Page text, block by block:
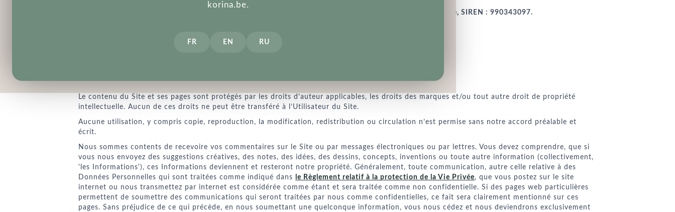
korina.be.
FR EN RU
Andrey, Suvorov dont le siège social est situé à 59, rue de Ponthieu, Bureau 326, 75008, Paris, France, SIREN : 990343097.
'vous', 'votre' et 'le vôtre' en référence à l’Utilisateur qui lit nos Mentions Légales.
Le contenu du Site et ses pages sont protégés par les droits d’auteur applicables, les droits des marques et/ou tout autre droit de propriété
intellectuelle. Aucun de ces droits ne peut être transféré à l’Utilisateur du Site.
Aucune utilisation, y compris copie, reproduction, la modification, redistribution ou circulation n’est permise sans notre accord préalable et
écrit.
Nous sommes contents de recevoire vos commentaires sur le Site ou par messages électroniques ou par lettres. Vous devez comprendre, que si
vous nous envoyez des suggestions créatives, des notes, des idées, des dessins, concepts, inventions ou toute autre information (collectivement,
'les Informations'), ces Informations deviennent et resteront notre propriété. Généralement, toute communication, autre celle relative à des
Données Personnelles qui sont traitées comme indiqué dans
le Règlement relatif à la protection de la Vie Privée, que vous postez sur le site
internet ou nous transmettez par internet est considérée comme étant et sera traitée comme non confidentielle. Si des pages web particulières
permettent de soumettre des communications qui seront traitées par nous comme confidentielles, ce fait sera clairement mentionné sur ces
pages. Sans préjudice de ce qui précède, en nous soumettant une quelconque information, vous nous cédez et nous deviendrons exclusivement